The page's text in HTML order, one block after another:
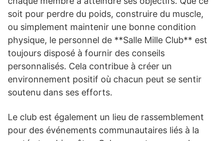
soit pour perdre du poids, construire du muscle,
ou simplement maintenir une bonne condition
physique, le personnel de **Salle Mille Club** est
toujours disposé à fournir des conseils
personnalisés. Cela contribue à créer un
environnement positif où chacun peut se sentir
soutenu dans ses efforts.
Le club est également un lieu de rassemblement
pour des événements communautaires liés à la